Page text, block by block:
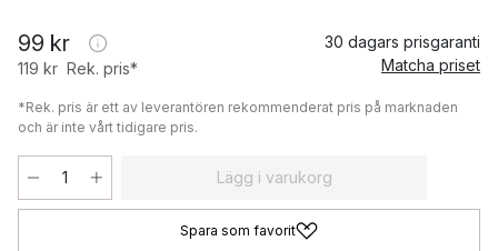
99 kr
119 kr Rek. pris*
30 dagars prisgaranti
Matcha priset
*Rek. pris är ett av leverantören rekommenderat pris på marknaden
och är inte vårt tidigare pris.
Lägg i varukorg
Spara som favorit